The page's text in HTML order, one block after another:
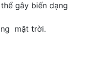
gây biến dạng
mặt trời.